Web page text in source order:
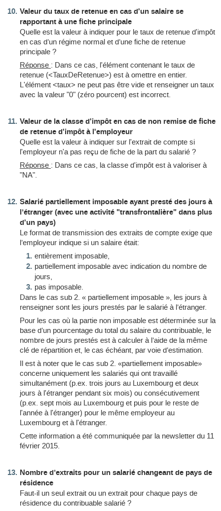
Valeur du taux de retenue en cas d'un salaire se
rapportant à une fiche principale
Quelle est la valeur à indiquer pour le taux de retenue d'impôt
en cas d’un régime normal et d’une fiche de retenue
principale ?
Réponse : Dans ce cas, l'élément contenant le taux de
retenue (<TauxDeRetenue>) est à omettre en entier.
L'élément <taux> ne peut pas être vide et renseigner un taux
avec la valeur "0" (zéro pourcent) est incorrect.
Valeur de la classe d'impôt en cas de non remise de fiche
de retenue d'impôt à l'employeur
Quelle est la valeur à indiquer sur l'extrait de compte si
l'employeur n'a pas reçu de fiche de la part du salarié ?
Réponse : Dans ce cas, la classe d'impôt est à valoriser à
"NA".
Salarié partiellement imposable ayant presté des jours à
l’étranger (avec une activité "transfrontalière" dans plus
d'un pays)
Le format de transmission des extraits de compte exige que
l’employeur indique si un salaire était:
entièrement imposable,
partiellement imposable avec indication du nombre de
jours,
pas imposable.
Dans le cas sub 2. « partiellement imposable », les jours à
renseigner sont les jours prestés par le salarié à l’étranger.
Pour les cas où la partie non imposable est déterminée sur la
base d’un pourcentage du total du salaire du contribuable, le
nombre de jours prestés est à calculer à l’aide de la même
clé de répartition et, le cas échéant, par voie d’estimation.
Il est à noter que le cas sub 2. «partiellement imposable»
concerne uniquement les salariés qui ont travaillé
simultanément (p.ex. trois jours au Luxembourg et deux
jours à l'étranger pendant six mois) ou consécutivement
(p.ex. sept mois au Luxembourg et puis pour le reste de
l'année à l'étranger) pour le même employeur au
Luxembourg et à l'étranger.
Cette information a été communiquée par la newsletter du 11
février 2015.
Nombre d’extraits pour un salarié changeant de pays de
résidence
Faut-il un seul extrait ou un extrait pour chaque pays de
résidence du contribuable salarié ?